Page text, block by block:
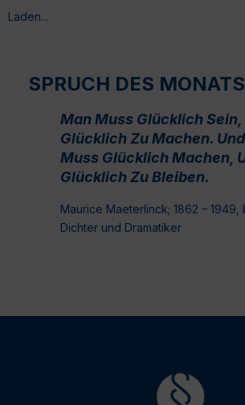
Laden...
SPRUCH DES MONATS
Man Muss Glücklich Sein,
Glücklich Zu Machen.
Muss Glücklich Machen,
Glücklich Zu Bleiben.
Maurice Maeterlinck; 1862 –
Dichter und Dramatiker